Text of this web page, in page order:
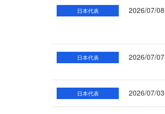
日本代表 2026/07/08
日本代表 2026/07/07
日本代表 2026/07/03